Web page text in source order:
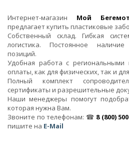
Интернет-магазин Мой
предлагает купить пластиковые
Собственный склад. Гибкая
логистика. Постоянное
позиций.
Удобная работа с региональными
оплаты, как для физических, так и
Полный комплект
сертификаты и разрешительные
Наши менеджеры помогут
которая нужна Вам.
Звоните по телефонам: ☎ 8 (800)
пишите на E-Mail